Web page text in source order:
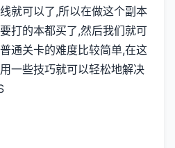
就可以了,所以在做这个副本
打的本都买了,然后我们就可
通关卡的难度比较简单,在这
一些技巧就可以轻松地解决